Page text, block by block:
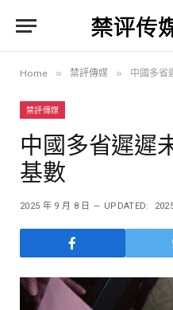
Home » 禁評傳媒 » 中國多省
禁評傳媒
中國多省遲遲
基數
2025 年 9 月 8 日 UPDATED: